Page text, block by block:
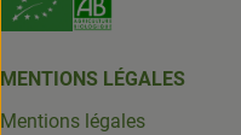
MENTIONS LÉGALES
Mentions légales